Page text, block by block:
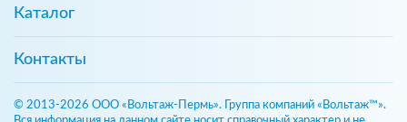
Каталог
Контакты
© 2013-2026 ООО «Вольтаж-Пермь». Группа компаний «Вольтаж™».